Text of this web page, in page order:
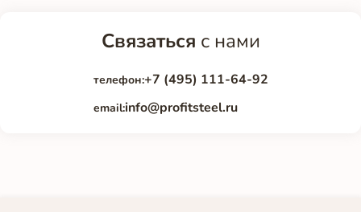
Связаться с нами
телефон:+7 (495) 111-64-92
email:info@profitsteel.ru